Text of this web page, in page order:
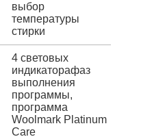
выбор
температуры
стирки
4 световых
индикаторафаз
выполнения
программы,
программа
Woolmark Platinum
Care